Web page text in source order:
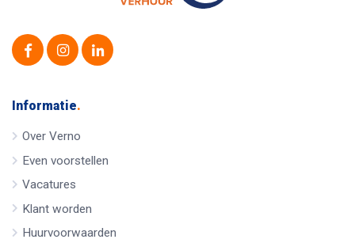
Informatie.
Over Verno
Even voorstellen
Vacatures
Klant worden
Huurvoorwaarden